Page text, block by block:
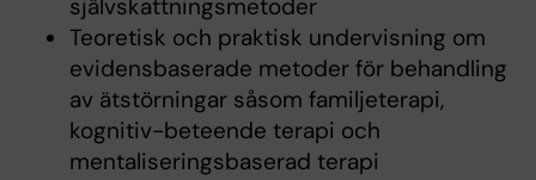
självskattningsmetoder
Teoretisk och praktisk undervisning om
evidensbaserade metoder för behandling
av ätstörningar såsom familjeterapi,
kognitiv-beteende terapi och
mentaliseringsbaserad terapi